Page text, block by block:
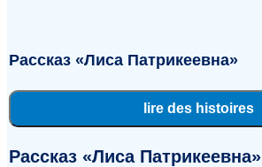
Рассказ «Лиса Патрикеевна»
lire des histoires
Рассказ «Лиса Патрикеевна»